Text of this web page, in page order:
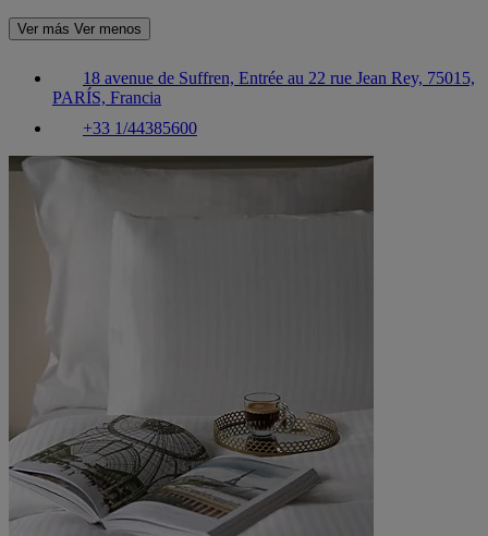
Ver más Ver menos
18 avenue de Suffren, Entrée au 22 rue Jean Rey, 75015,
PARÍS, Francia
+33 1/44385600